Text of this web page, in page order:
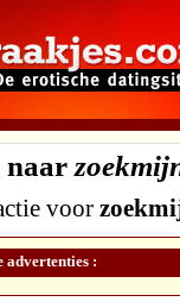
naar
voor
advertenties :